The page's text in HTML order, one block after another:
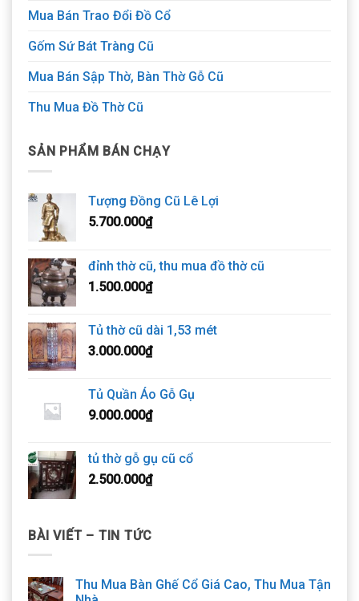
Mua Bán Trao Đổi Đồ Cổ
Gốm Sứ Bát Tràng Cũ
Mua Bán Sập Thờ, Bàn Thờ Gỗ Cũ
Thu Mua Đồ Thờ Cũ
SẢN PHẨM BÁN CHẠY
Tượng Đồng Cũ Lê Lợi
5.700.000₫
đỉnh thờ cũ, thu mua đồ thờ cũ
1.500.000₫
Tủ thờ cũ dài 1,53 mét
3.000.000₫
Tủ Quần Áo Gỗ Gụ
9.000.000₫
tủ thờ gỗ gụ cũ cổ
2.500.000₫
BÀI VIẾT – TIN TỨC
Thu Mua Bàn Ghế Cổ Giá Cao, Thu Mua Tận